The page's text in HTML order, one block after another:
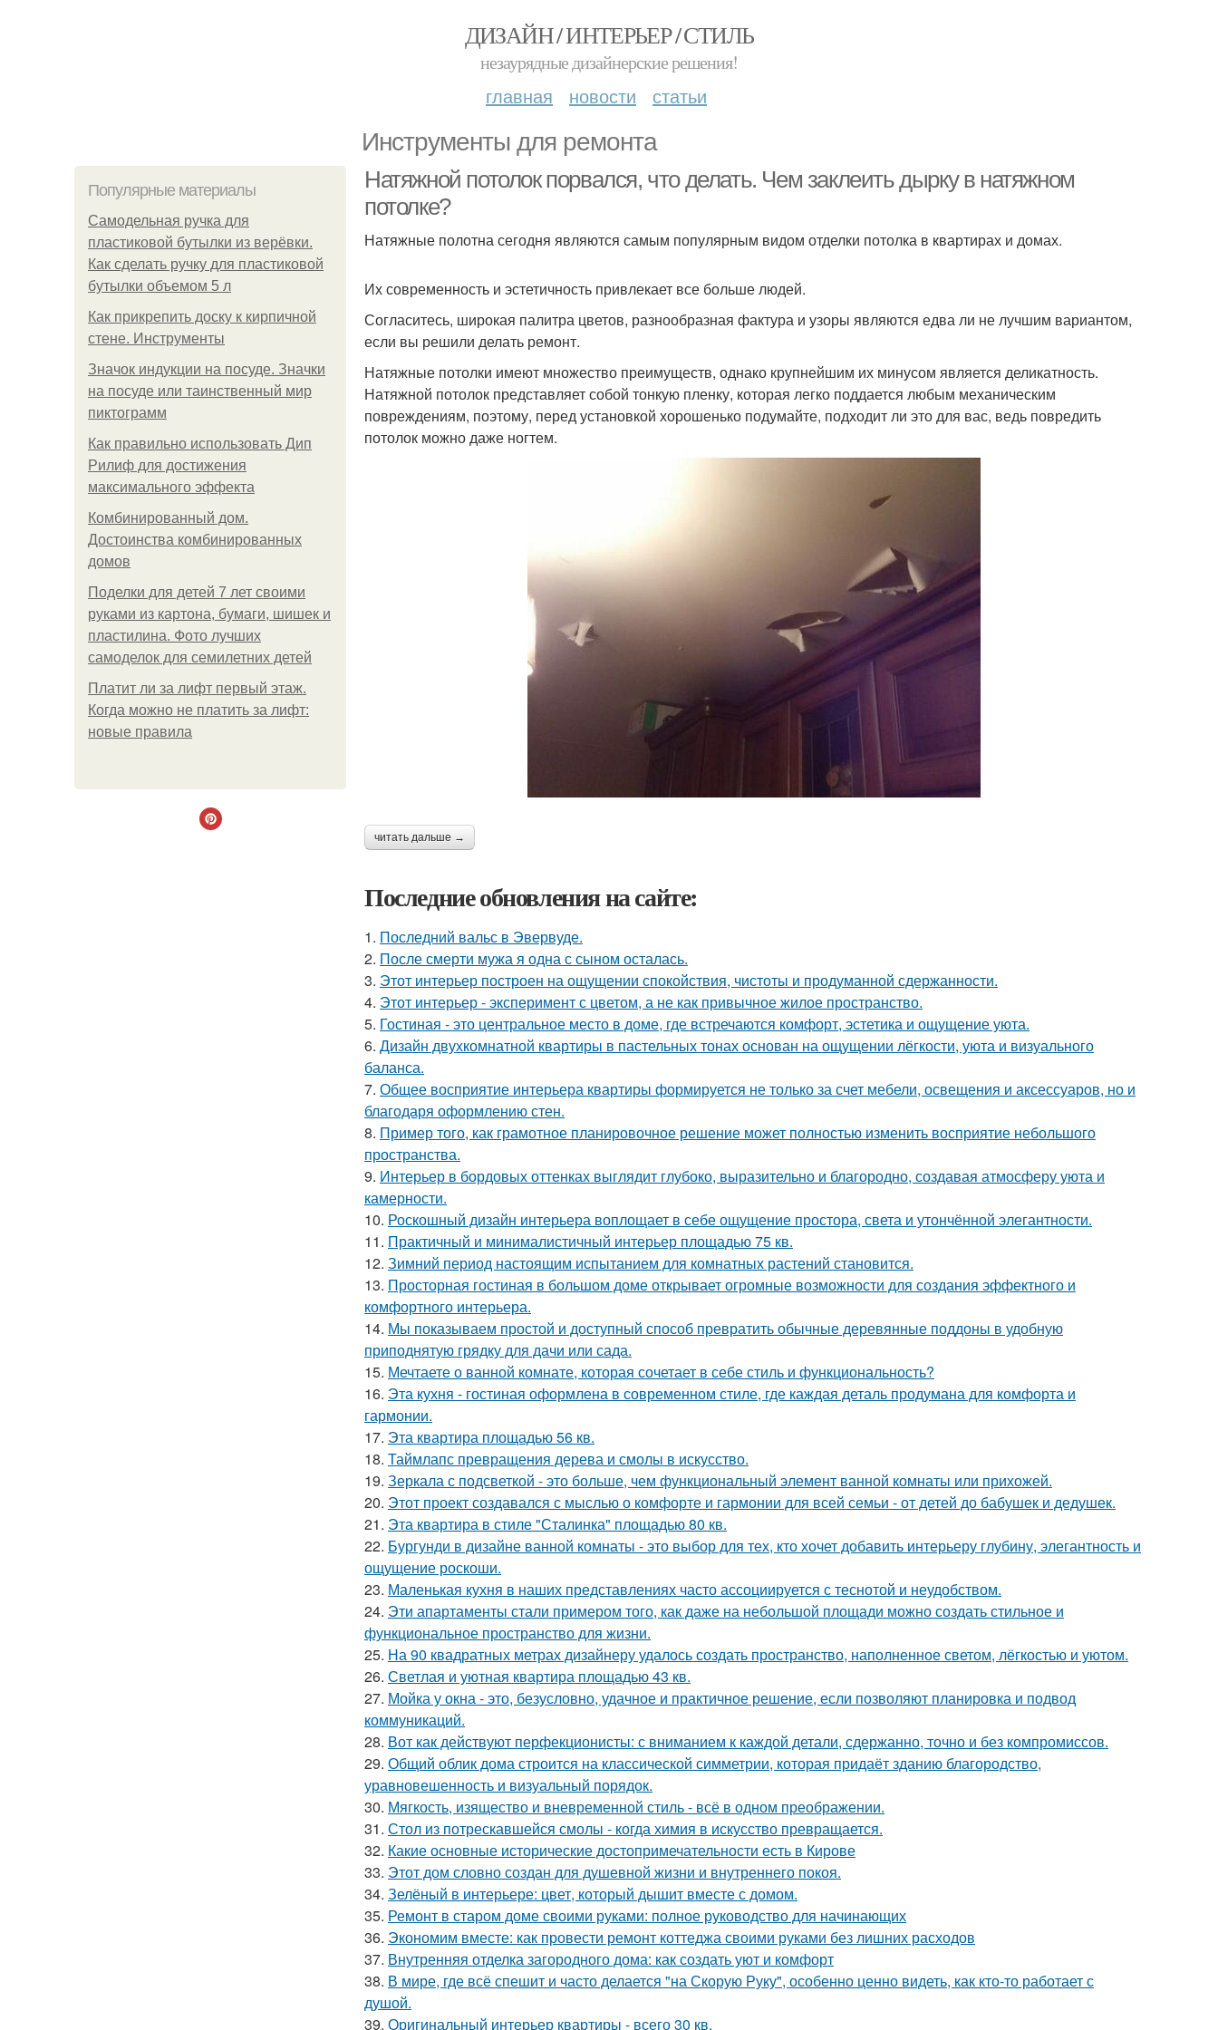
ДИЗАЙН / ИНТЕРЬЕР / СТИЛЬ
незаурядные дизайнерские решения!
главная новости статьи
Инструменты для ремонта
Популярные материалы
Самодельная ручка для
пластиковой бутылки из верёвки.
Как сделать ручку для пластиковой
бутылки объемом 5 л
Как прикрепить доску к кирпичной
стене. Инструменты
Значок индукции на посуде. Значки
на посуде или таинственный мир
пиктограмм
Как правильно использовать Дип
Рилиф для достижения
максимального эффекта
Комбинированный дом.
Достоинства комбинированных
домов
Поделки для детей 7 лет своими
руками из картона, бумаги, шишек и
пластилина. Фото лучших
самоделок для семилетних детей
Платит ли за лифт первый этаж.
Когда можно не платить за лифт:
новые правила
Натяжной потолок порвался, что делать. Чем заклеить дырку в натяжном
потолке?
Натяжные полотна сегодня являются самым популярным видом отделки потолка в квартирах и домах.
Их современность и эстетичность привлекает все больше людей.
Согласитесь, широкая палитра цветов, разнообразная фактура и узоры являются едва ли не лучшим вариантом,
если вы решили делать ремонт.
Натяжные потолки имеют множество преимуществ, однако крупнейшим их минусом является деликатность.
Натяжной потолок представляет собой тонкую пленку, которая легко поддается любым механическим
повреждениям, поэтому, перед установкой хорошенько подумайте, подходит ли это для вас, ведь повредить
потолок можно даже ногтем.
читать дальше →
Последние обновления на сайте:
1. Последний вальс в Эвервуде.
2. После смерти мужа я одна с сыном осталась.
3. Этот интерьер построен на ощущении спокойствия, чистоты и продуманной сдержанности.
4. Этот интерьер - эксперимент с цветом, а не как привычное жилое пространство.
5. Гостиная - это центральное место в доме, где встречаются комфорт, эстетика и ощущение уюта.
6. Дизайн двухкомнатной квартиры в пастельных тонах основан на ощущении лёгкости, уюта и визуального
баланса.
7. Общее восприятие интерьера квартиры формируется не только за счет мебели, освещения и аксессуаров, но и
благодаря оформлению стен.
8. Пример того, как грамотное планировочное решение может полностью изменить восприятие небольшого
пространства.
9. Интерьер в бордовых оттенках выглядит глубоко, выразительно и благородно, создавая атмосферу уюта и
камерности.
10. Роскошный дизайн интерьера воплощает в себе ощущение простора, света и утончённой элегантности.
11. Практичный и минималистичный интерьер площадью 75 кв.
12. Зимний период настоящим испытанием для комнатных растений становится.
13. Просторная гостиная в большом доме открывает огромные возможности для создания эффектного и
комфортного интерьера.
14. Мы показываем простой и доступный способ превратить обычные деревянные поддоны в удобную
приподнятую грядку для дачи или сада.
15. Мечтаете о ванной комнате, которая сочетает в себе стиль и функциональность?
16. Эта кухня - гостиная оформлена в современном стиле, где каждая деталь продумана для комфорта и
гармонии.
17. Эта квартира площадью 56 кв.
18. Таймлапс превращения дерева и смолы в искусство.
19. Зеркала с подсветкой - это больше, чем функциональный элемент ванной комнаты или прихожей.
20. Этот проект создавался с мыслью о комфорте и гармонии для всей семьи - от детей до бабушек и дедушек.
21. Эта квартира в стиле "Сталинка" площадью 80 кв.
22. Бургунди в дизайне ванной комнаты - это выбор для тех, кто хочет добавить интерьеру глубину, элегантность и
ощущение роскоши.
23. Маленькая кухня в наших представлениях часто ассоциируется с теснотой и неудобством.
24. Эти апартаменты стали примером того, как даже на небольшой площади можно создать стильное и
функциональное пространство для жизни.
25. На 90 квадратных метрах дизайнеру удалось создать пространство, наполненное светом, лёгкостью и уютом.
26. Светлая и уютная квартира площадью 43 кв.
27. Мойка у окна - это, безусловно, удачное и практичное решение, если позволяют планировка и подвод
коммуникаций.
28. Вот как действуют перфекционисты: с вниманием к каждой детали, сдержанно, точно и без компромиссов.
29. Общий облик дома строится на классической симметрии, которая придаёт зданию благородство,
уравновешенность и визуальный порядок.
30. Мягкость, изящество и вневременной стиль - всё в одном преображении.
31. Стол из потрескавшейся смолы - когда химия в искусство превращается.
32. Какие основные исторические достопримечательности есть в Кирове
33. Этот дом словно создан для душевной жизни и внутреннего покоя.
34. Зелёный в интерьере: цвет, который дышит вместе с домом.
35. Ремонт в старом доме своими руками: полное руководство для начинающих
36. Экономим вместе: как провести ремонт коттеджа своими руками без лишних расходов
37. Внутренняя отделка загородного дома: как создать уют и комфорт
38. В мире, где всё спешит и часто делается "на Скорую Руку", особенно ценно видеть, как кто-то работает с
душой.
39. Оригинальный интерьер квартиры - всего 30 кв.